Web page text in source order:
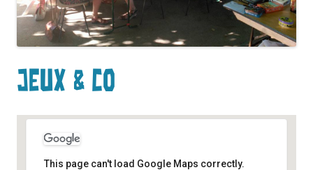
Jeux & Co
This page can't load Google Maps correctly.